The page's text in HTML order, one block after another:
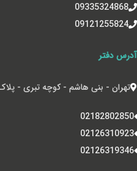
09335324868
09121255824
آدرس دفتر
تهران - بنی هاشم - کوچه تبری -
02182802850
02126310923
02126319346